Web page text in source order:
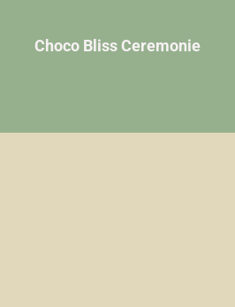
Choco Bliss Ceremonie